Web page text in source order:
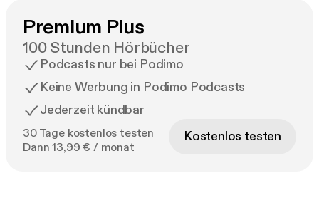
Premium Plus
100 Stunden Hörbücher
Podcasts nur bei Podimo
Keine Werbung in Podimo Podcasts
Jederzeit kündbar
30 Tage kostenlos testen
Dann 13,99 € / monat
Kostenlos testen